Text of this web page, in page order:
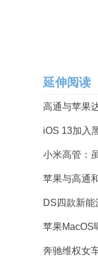
延伸阅读
高通与苹果
iOS 13加入
小米高管：
苹果与高通
DS四款新
苹果MacOS
奔驰维权女